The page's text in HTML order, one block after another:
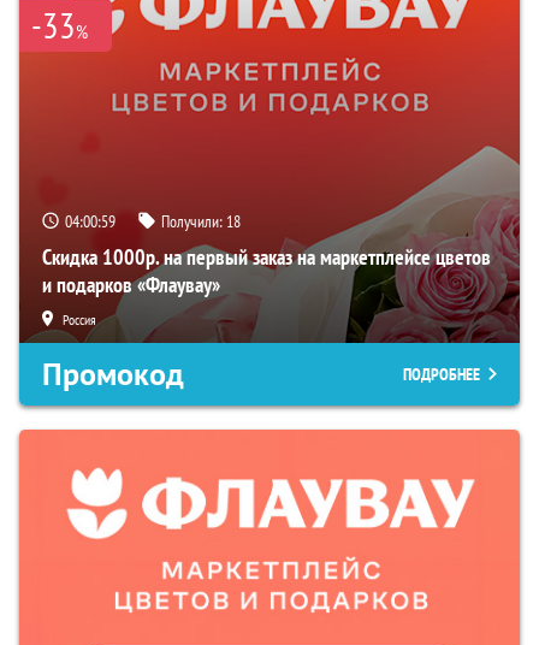
-33%
04:00:58 Получили: 18
Скидка 1000р. на первый заказ на маркетплейсе цветов
и подарков «Флаувау»
Россия
Промокод ПОДРОБНЕЕ